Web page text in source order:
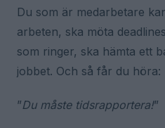
Du som är medarbetare
arbeten, ska möta
som ringer, ska hämta ett
jobbet. Och så får du höra:
”Du måste tidsrapportera!”